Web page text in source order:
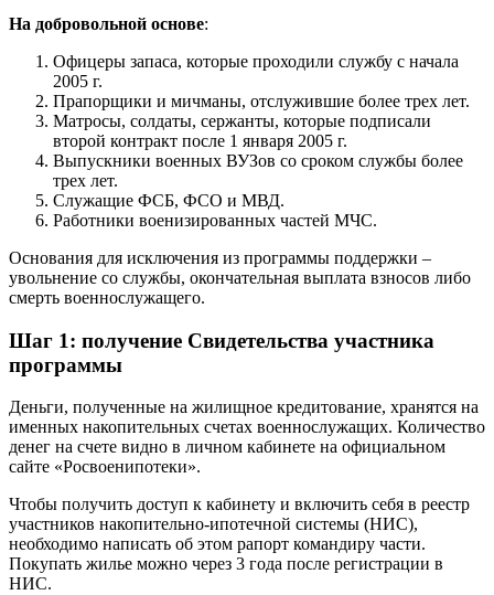
На добровольной основе:
Офицеры запаса, которые проходили службу с начала
2005 г.
Прапорщики и мичманы, отслужившие более трех лет.
Матросы, солдаты, сержанты, которые подписали
второй контракт после 1 января 2005 г.
Выпускники военных ВУЗов со сроком службы более
трех лет.
Служащие ФСБ, ФСО и МВД.
Работники военизированных частей МЧС.
Основания для исключения из программы поддержки –
увольнение со службы, окончательная выплата взносов либо
смерть военнослужащего.
Шаг 1: получение Свидетельства участника
программы
Деньги, полученные на жилищное кредитование, хранятся на
именных накопительных счетах военнослужащих. Количество
денег на счете видно в личном кабинете на официальном
сайте «Росвоенипотеки».
Чтобы получить доступ к кабинету и включить себя в реестр
участников накопительно-ипотечной системы (НИС),
необходимо написать об этом рапорт командиру части.
Покупать жилье можно через 3 года после регистрации в
НИС.